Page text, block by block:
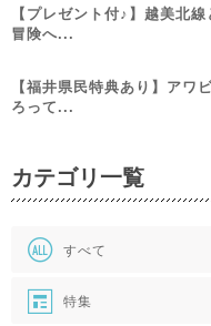
【プレゼント付♪】越美北
冒険へ...
【福井県民特典あり】アワ
ろって...
カテゴリ一覧
すべて
特集